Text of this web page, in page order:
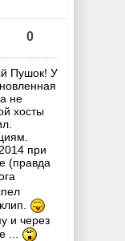
0
Пушок! У
не
хосты
при
(правда
и через
...